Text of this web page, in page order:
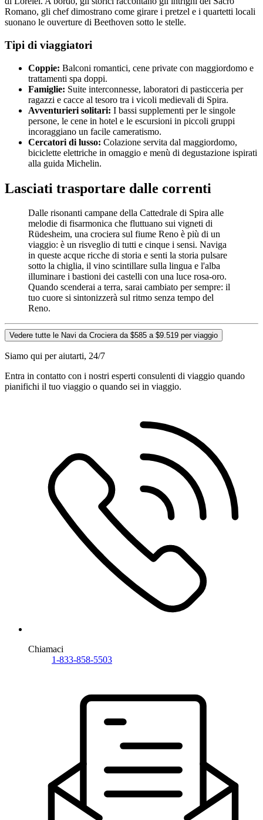
Romano, gli chef dimostrano come girare i pretzel e i quartetti locali
suonano le ouverture di Beethoven sotto le stelle.
Tipi di viaggiatori
Coppie: Balconi romantici, cene private con maggiordomo e
trattamenti spa doppi.
Famiglie: Suite interconnesse, laboratori di pasticceria per
ragazzi e cacce al tesoro tra i vicoli medievali di Spira.
Avventurieri solitari: I bassi supplementi per le singole
persone, le cene in hotel e le escursioni in piccoli gruppi
incoraggiano un facile cameratismo.
Cercatori di lusso: Colazione servita dal maggiordomo,
biciclette elettriche in omaggio e menù di degustazione ispirati
alla guida Michelin.
Lasciati trasportare dalle correnti
Dalle risonanti campane della Cattedrale di Spira alle
melodie di fisarmonica che fluttuano sui vigneti di
Rüdesheim, una crociera sul fiume Reno è più di un
viaggio: è un risveglio di tutti e cinque i sensi. Naviga
in queste acque ricche di storia e senti la storia pulsare
sotto la chiglia, il vino scintillare sulla lingua e l'alba
illuminare i bastioni dei castelli con una luce rosa-oro.
Quando scenderai a terra, sarai cambiato per sempre: il
tuo cuore si sintonizzerà sul ritmo senza tempo del
Reno.
Vedere tutte le Navi da Crociera da $585 a $9.519 per viaggio
Siamo qui per aiutarti, 24/7
Entra in contatto con i nostri esperti consulenti di viaggio quando
pianifichi il tuo viaggio o quando sei in viaggio.
Chiamaci
1-833-858-5503